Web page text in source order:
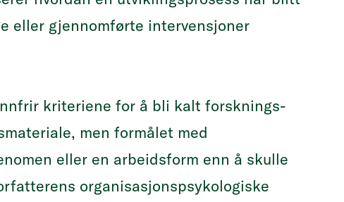
eller gjennomførte intervensjoner
kriteriene for å bli kalt forsknings-
men formålet med
eller en arbeidsform enn å skulle
organisasjonspsykologiske